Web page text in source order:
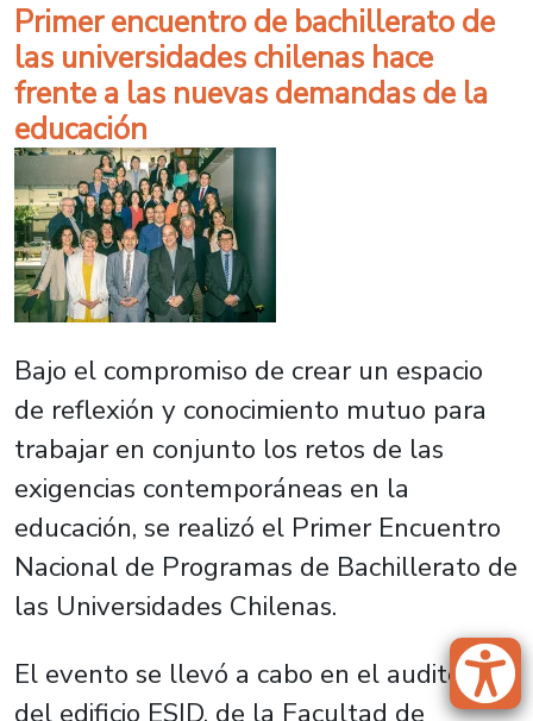
Primer encuentro de bachillerato de
las universidades chilenas hace
frente a las nuevas demandas de la
educación
Bajo el compromiso de crear un espacio
de reflexión y conocimiento mutuo para
trabajar en conjunto los retos de las
exigencias contemporáneas en la
educación, se realizó el Primer Encuentro
Nacional de Programas de Bachillerato de
las Universidades Chilenas.
El evento se llevó a cabo en el auditorio
del edificio ESID, de la Facultad de